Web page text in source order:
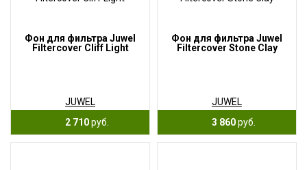
Фон для фильтра Juwel
Filtercover Cliff Light
JUWEL
2 710руб.
Фон для фильтра Juwel
Filtercover Stone Clay
JUWEL
3 860руб.